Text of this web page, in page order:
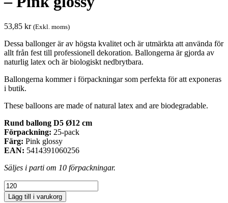
53,85 kr (Exkl. moms)
Dessa ballonger är av högsta kvalitet och är utmärkta att använda för
allt från fest till professionell dekoration. Ballongerna är gjorda av
naturlig latex och är biologiskt nedbrytbara.
Ballongerna kommer i förpackningar som perfekta för att exponeras
i butik.
These balloons are made of natural latex and are biodegradable.
Rund ballong D5 Ø12 cm
Förpackning: 25-pack
Färg: Pink glossy
EAN: 5414391060256
Säljes i parti om 10 förpackningar.
Premiumförpackning
Ø12
Lägg till i varukorg